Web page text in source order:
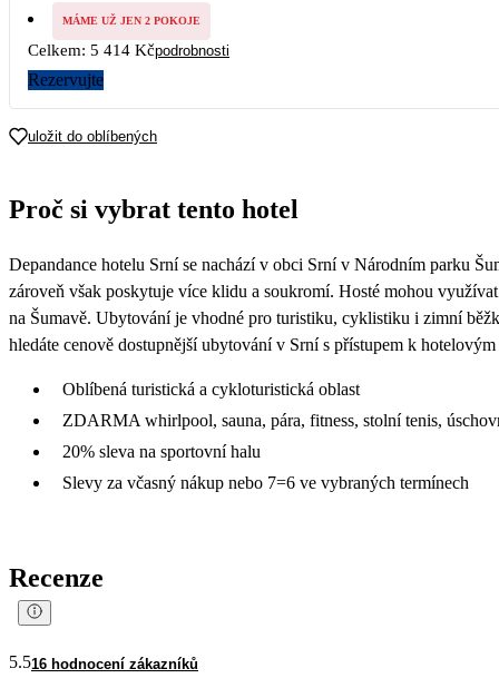
MÁME UŽ JEN 2 POKOJE
Celkem: 5 414 Kčpodrobnosti
Rezervujte
uložit do oblíbených
Proč si vybrat tento hotel
Depandance hotelu Srní se nachází v obci Srní v Národním parku
zároveň však poskytuje více klidu a soukromí. Hosté mohou
na Šumavě. Ubytování je vhodné pro turistiku, cyklistiku i zimní
hledáte cenově dostupnější ubytování v Srní s přístupem k
Oblíbená turistická a cykloturistická oblast
ZDARMA whirlpool, sauna, pára, fitness, stolní tenis,
20% sleva na sportovní halu
Slevy za včasný nákup nebo 7=6 ve vybraných termínech
Recenze
5.516 hodnocení zákazníků